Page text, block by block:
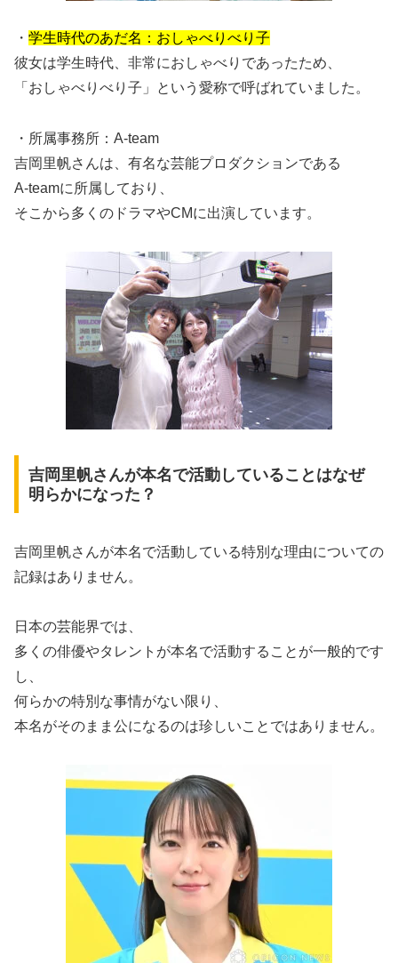
・ 学生時代のあだ名：おしゃべりべり子
彼女は学生時代、非常におしゃべりであったため、
「おしゃべりべり子」という愛称で呼ばれていました。
・所属事務所：A-team
吉岡里帆さんは、有名な芸能プロダクションである
A-teamに所属しており、
そこから多くのドラマやCMに出演しています。
吉岡里帆さんが本名で活動していることはなぜ
明らかになった？
吉岡里帆さんが本名で活動している特別な理由についての
記録はありません。
日本の芸能界では、
多くの俳優やタレントが本名で活動することが一般的です
し、
何らかの特別な事情がない限り、
本名がそのまま公になるのは珍しいことではありません。